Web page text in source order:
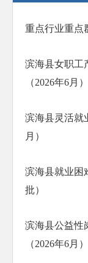
重点行业重点
滨海县女职工
（2026年6月）
滨海县灵活就
月）
滨海县就业困
批）
滨海县公益性
（2026年6月）